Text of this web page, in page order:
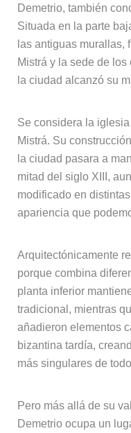
Demetrio, también
Situada en la parte
las antiguas murallas,
Mistrá y la sede de
la ciudad alcanzó su
Se considera la
Mistrá. Su
la ciudad pasara a
mitad del siglo XIII,
modificado en
apariencia que
Arquitectónicamente
porque combina
planta inferior
tradicional, mientras
añadieron elementos
bizantina tardía,
más singulares de
Pero más allá de su
Demetrio ocupa un